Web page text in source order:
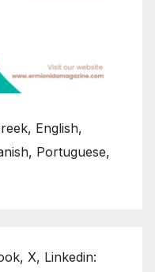
English,
Portuguese,
X, Linkedin: